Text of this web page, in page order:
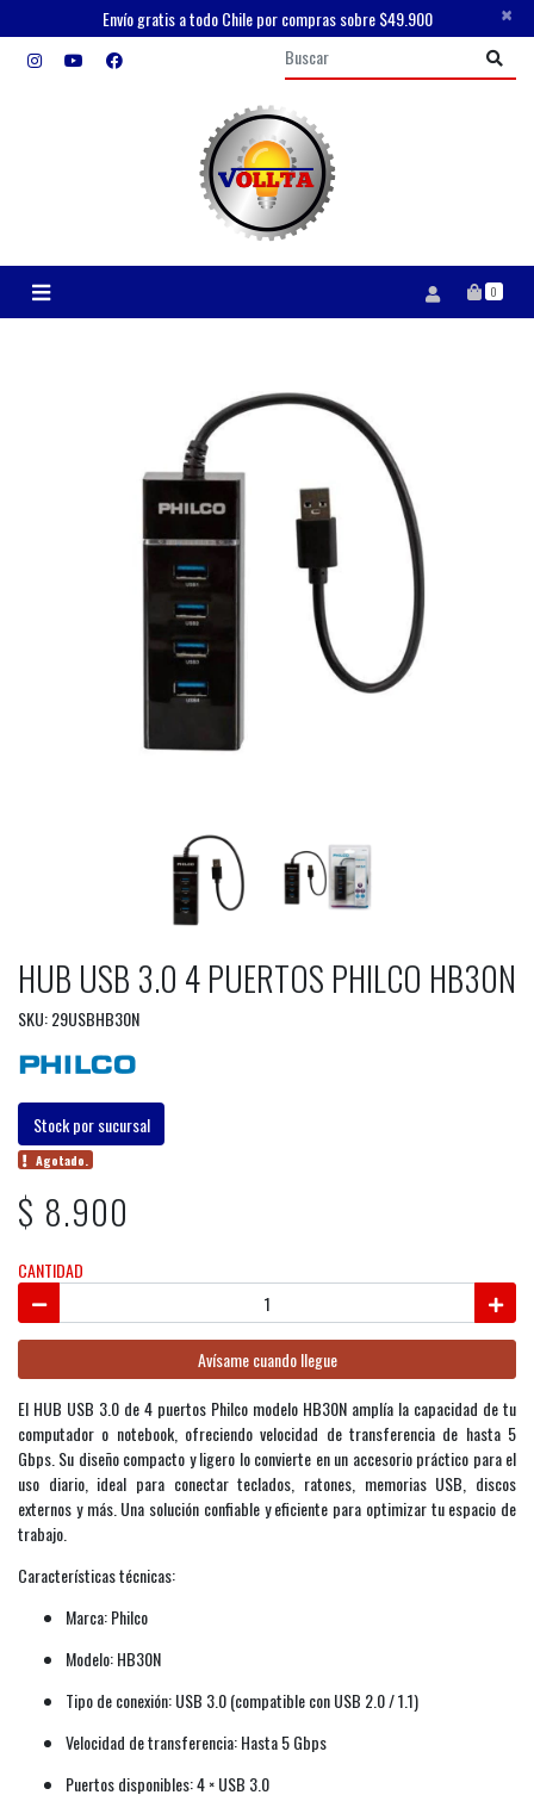
Envío gratis a todo Chile por compras sobre $49.900 ×
0
HUB USB 3.0 4 PUERTOS PHILCO HB30N
SKU: 29USBHB30N
Stock por sucursal
Agotado.
$ 8.900
CANTIDAD
Avísame cuando llegue
El HUB USB 3.0 de 4 puertos Philco modelo HB30N amplía la capacidad de tu
computador o notebook, ofreciendo velocidad de transferencia de hasta 5
Gbps. Su diseño compacto y ligero lo convierte en un accesorio práctico para el
uso diario, ideal para conectar teclados, ratones, memorias USB, discos
externos y más. Una solución confiable y eficiente para optimizar tu espacio de
trabajo.
Características técnicas:
Marca: Philco
Modelo: HB30N
Tipo de conexión: USB 3.0 (compatible con USB 2.0 / 1.1)
Velocidad de transferencia: Hasta 5 Gbps
Puertos disponibles: 4 × USB 3.0